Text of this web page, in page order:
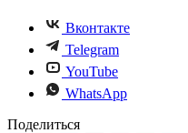
Вконтакте
Telegram
YouTube
WhatsApp
Поделиться